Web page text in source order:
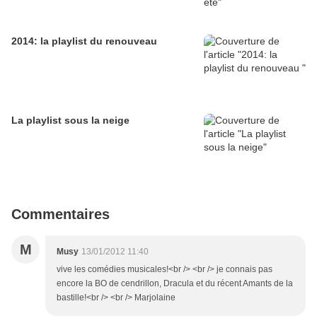
2014: la playlist du renouveau
La playlist sous la neige
Commentaires
M Musy 13/01/2012 11:40
vive les comédies musicales!<br /> <br /> je connais pas
encore la BO de cendrillon, Dracula et du récent Amants de la
bastille!<br /> <br /> Marjolaine